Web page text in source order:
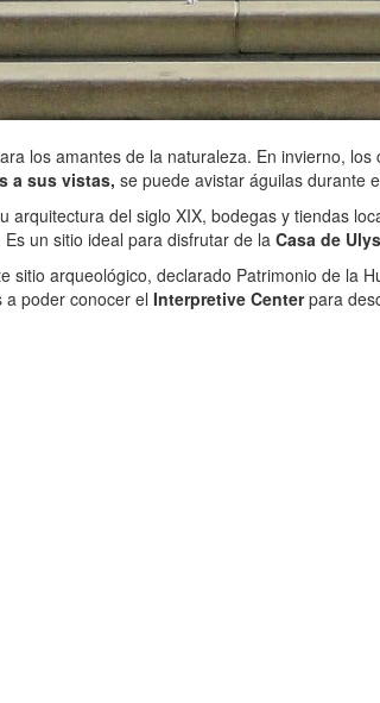
los amantes de la naturaleza. En invierno,
a sus vistas, se puede avistar águilas durante
arquitectura del siglo XIX, bodegas y tiendas
un sitio ideal para disfrutar de la Casa de
sitio arqueológico, declarado Patrimonio de la
poder conocer el Interpretive Centerpara